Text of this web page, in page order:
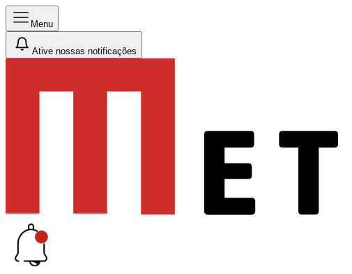
Menu
Ative nossas notificações